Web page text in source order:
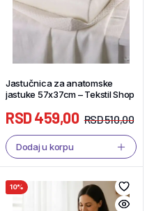
Jastučnica za anatomske
jastuke 57x37cm – Tekstil Shop
RSD510,00
RSD459,00
Dodaj u korpu
10%